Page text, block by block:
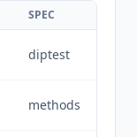
SPEC
diptest
methods